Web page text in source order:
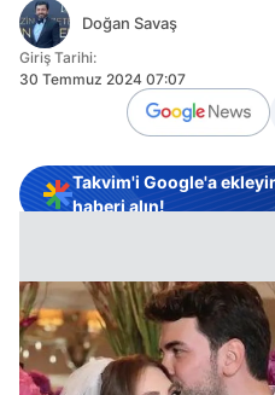
Doğan Savaş
Giriş Tarihi:
30 Temmuz 2024 07:07
Takvim'i Google'a
haberi alın!